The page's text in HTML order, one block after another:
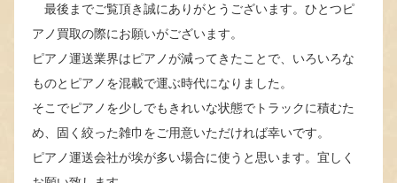
最後までご覧頂き誠にありがとうございます。ひとつピ
アノ買取の際にお願いがございます。
ピアノ運送業界はピアノが減ってきたことで、いろいろな
ものとピアノを混載で運ぶ時代になりました。
そこでピアノを少しでもきれいな状態でトラックに積むた
め、固く絞った雑巾をご用意いただければ幸いです。
ピアノ運送会社が埃が多い場合に使うと思います。宜しく